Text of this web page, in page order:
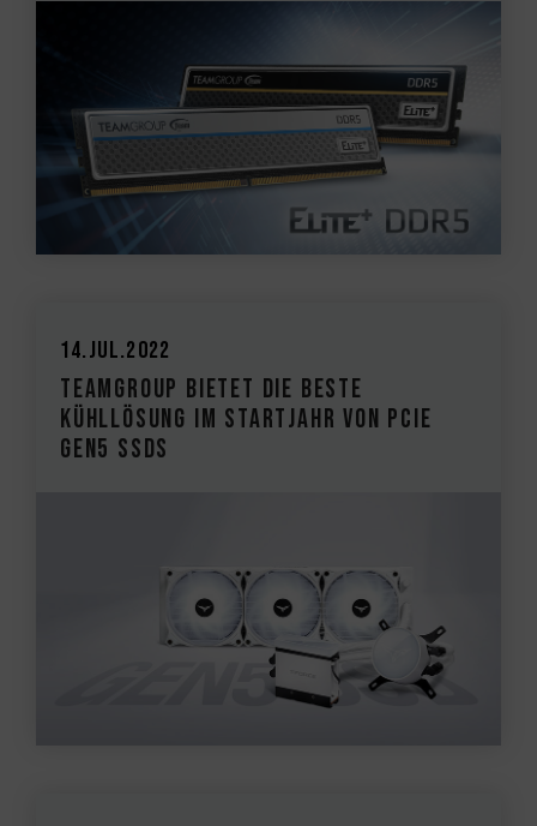
14.Jul.2022
TEAMGROUP bietet die beste
Kühllösung im Startjahr von PCIe
Gen5 SSDs